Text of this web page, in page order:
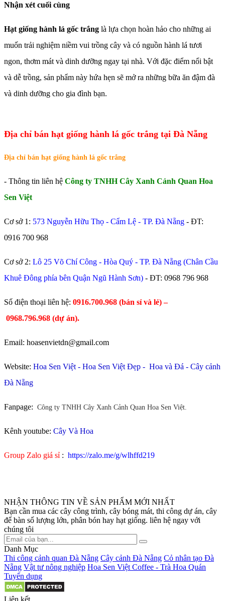
Nhận xét cuối cùng
Hạt giống hành lá gốc trắng là lựa chọn hoàn hảo cho những ai
muốn trải nghiệm niềm vui trồng cây và có nguồn hành lá tươi
ngon, thơm mát và dinh dưỡng ngay tại nhà. Với đặc điểm nổi bật
và dễ trồng, sản phẩm này hứa hẹn sẽ mở ra những bữa ăn đậm đà
và dinh dưỡng cho gia đình bạn.
Địa chỉ bán hạt giống hành lá gốc trắng tại Đà Nẵng
Địa chỉ bán hạt giống hành lá gốc trắng
- Thông tin liên hệ Công ty TNHH Cây Xanh Cảnh Quan Hoa
Sen Việt
Cơ sở 1: 573 Nguyễn Hữu Thọ - Cẩm Lệ - TP. Đà Nẵng - ĐT:
0916 700 968
Cơ sở 2: Lô 25 Võ Chí Công - Hòa Quý - TP. Đà Nẵng (Chân Cầu
Khuê Đông phía bên Quận Ngũ Hành Sơn) - ĐT: 0968 796 968
​Số điện thoại liên hệ: 0916.700.968 (bán sỉ và lẻ) –
0968.796.968 (dự án).
Email: hoasenvietdn@gmail.com
Website: Hoa Sen Việt - Hoa Sen Việt Đẹp - Hoa và Đá - Cây cảnh
Đà Nẵng
Fanpage: Công ty TNHH Cây Xanh Cảnh Quan Hoa Sen Việt.
Kênh youtube: Cây Và Hoa
Group Zalo giá sỉ : https://zalo.me/g/wlhffd219
NHẬN THÔNG TIN VỀ SẢN PHẨM MỚI NHẤT
Bạn cần mua các cây công trình, cây bóng mát, thi công dự án, cây
để bàn số lượng lớn, phân bón hay hạt giống. liên hệ ngay với
chúng tôi
Danh Mục
Thi công cảnh quan Đà Nẵng Cây cảnh Đà Nẵng Cỏ nhân tạo Đà
Nẵng Vật tư nông nghiệp Hoa Sen Việt Coffee - Trà Hoa Quán
Tuyển dụng
Liên kết